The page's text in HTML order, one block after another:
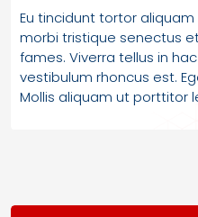
Eu tincidunt tortor
morbi tristique senectus
fames. Viverra tellus in
vestibulum rhoncus est.
Mollis aliquam ut porttitor